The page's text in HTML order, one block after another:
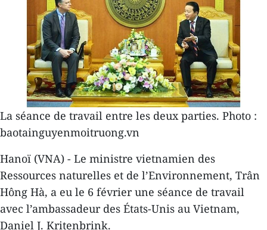
La séance de travail entre les deux parties. Photo :
baotainguyenmoitruong.vn
Hanoï (VNA) - Le ministre vietnamien des
Ressources naturelles et de l’Environnement, Trân
Hông Hà, a eu le 6 février une séance de travail
avec l’ambassadeur des États-Unis au Vietnam,
Daniel J. Kritenbrink.